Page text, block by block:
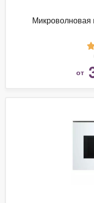
Микроволновая
от